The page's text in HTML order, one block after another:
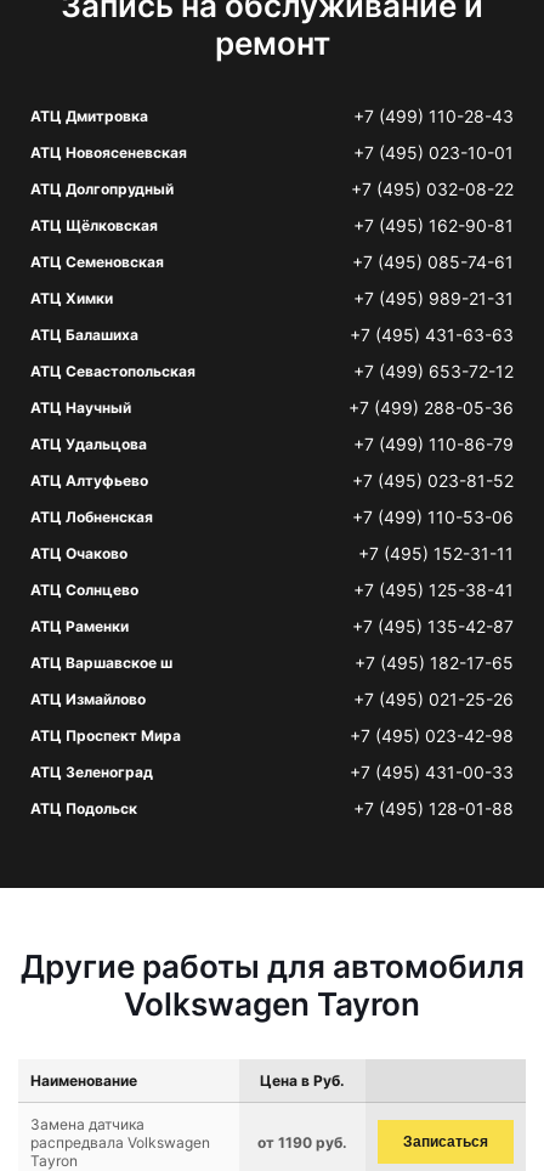
ремонт
АТЦ Дмитровка +7 (499) 110-28-43
АТЦ Новоясеневская +7 (495) 023-10-01
АТЦ Долгопрудный +7 (495) 032-08-22
АТЦ Щёлковская +7 (495) 162-90-81
АТЦ Семеновская +7 (495) 085-74-61
АТЦ Химки +7 (495) 989-21-31
АТЦ Балашиха +7 (495) 431-63-63
АТЦ Севастопольская +7 (499) 653-72-12
АТЦ Научный +7 (499) 288-05-36
АТЦ Удальцова +7 (499) 110-86-79
АТЦ Алтуфьево +7 (495) 023-81-52
АТЦ Лобненская +7 (499) 110-53-06
АТЦ Очаково +7 (495) 152-31-11
АТЦ Солнцево +7 (495) 125-38-41
АТЦ Раменки +7 (495) 135-42-87
АТЦ Варшавское ш +7 (495) 182-17-65
АТЦ Измайлово +7 (495) 021-25-26
АТЦ Проспект Мира +7 (495) 023-42-98
АТЦ Зеленоград +7 (495) 431-00-33
АТЦ Подольск +7 (495) 128-01-88
Другие работы для автомобиля
Volkswagen Tayron
Наименование Цена в Руб.
Замена датчика
распредвала Volkswagen
Tayron
от 1190 руб. Записаться